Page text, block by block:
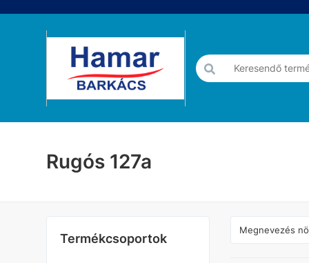
Rugós 127a
Termékcsoportok